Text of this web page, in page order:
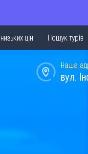
цін Пошук турів
Наша
вул.